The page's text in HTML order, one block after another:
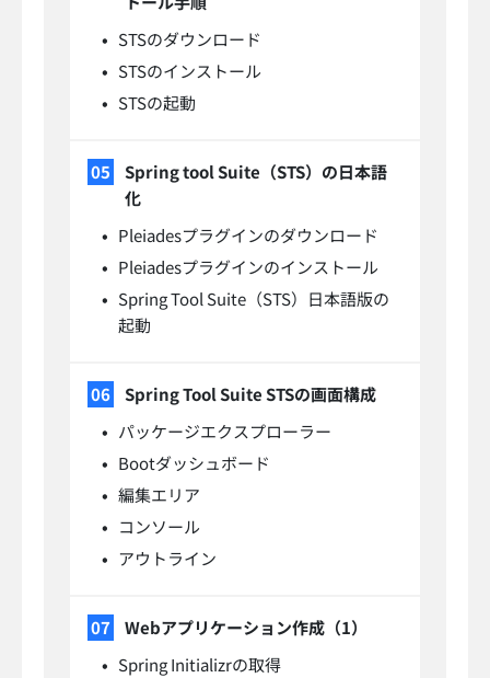
STSのダウンロード
STSのインストール
STSの起動
Spring tool Suite（STS）の日本語
化
Pleiadesプラグインのダウンロード
Pleiadesプラグインのインストール
Spring Tool Suite（STS）日本語版の
起動
Spring Tool Suite STSの画面構成
パッケージエクスプローラー
Bootダッシュボード
編集エリア
コンソール
アウトライン
Webアプリケーション作成（1）
Spring Initializrの取得